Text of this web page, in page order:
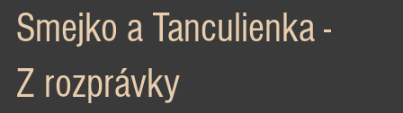
Smejko a Tanculienka -
Z rozprávky